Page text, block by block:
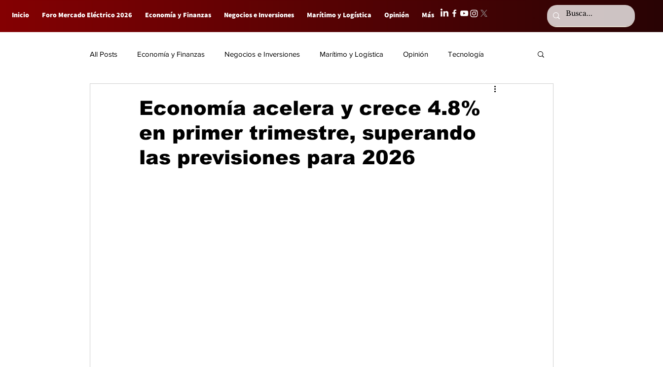
Inicio Foro Mercado Eléctrico 2026 Economía y Finanzas Negocios e Inversiones Marítimo y Logística Opinión Más
All Posts Economía y Finanzas Negocios e Inversiones Marítimo y Logística Opinión Tecnología
Economía acelera y crece 4.8%
en primer trimestre, superando
las previsiones para 2026